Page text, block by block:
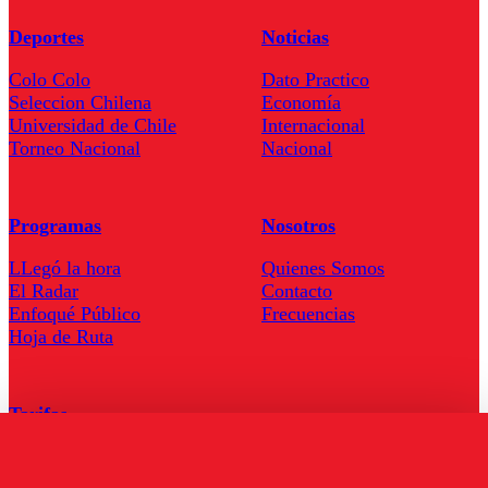
Deportes
Colo Colo
Seleccion Chilena
Universidad de Chile
Torneo Nacional
Noticias
Dato Practico
Economía
Internacional
Nacional
Programas
LLegó la hora
El Radar
Enfoqué Público
Hoja de Ruta
Nosotros
Quienes Somos
Contacto
Frecuencias
Tarifas